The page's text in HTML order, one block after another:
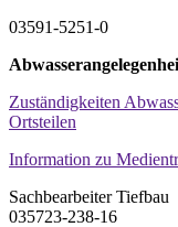
03591-5251-0
Zuständigkeiten
Ortsteilen
Information zu
Sachbearbeiter Tiefbau
035723-238-16